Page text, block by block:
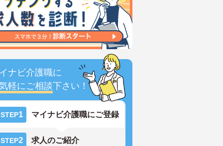
ナビ介護職に
軽にご相談下さい！
STEP1 マイナビ介護職にご登録
STEP2 求人のご紹介